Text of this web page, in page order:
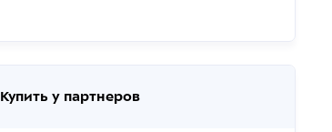
Купить у партнеров